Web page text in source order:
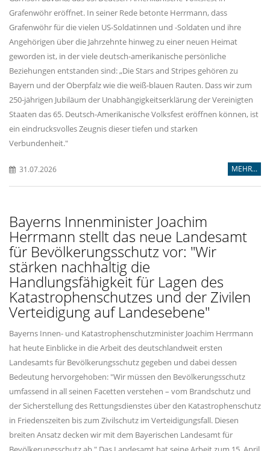
Grafenwöhr eröffnet. In seiner Rede betonte Herrmann, dass
Grafenwöhr für die vielen US-Soldatinnen und -Soldaten und ihre
Angehörigen über die Jahrzehnte hinweg zu einer neuen Heimat
geworden ist, in der viele deutsch-amerikanische persönliche
Beziehungen entstanden sind: „Die Stars and Stripes gehören zu
Bayern und der Oberpfalz wie die weiß-blauen Rauten. Dass wir zum
250-jährigen Jubiläum der Unabhängigkeitserklärung der Vereinigten
Staaten das 65. Deutsch-Amerikanische Volksfest eröffnen können, ist
ein eindrucksvolles Zeugnis dieser tiefen und starken
Verbundenheit."
31.07.2026 MEHR...
Bayerns Innenminister Joachim
Herrmann stellt das neue Landesamt
für Bevölkerungsschutz vor: "Wir
stärken nachhaltig die
Handlungsfähigkeit für Lagen des
Katastrophenschutzes und der Zivilen
Verteidigung auf Landesebene"
Bayerns Innen- und Katastrophenschutzminister Joachim Herrmann
hat heute Einblicke in die Arbeit des deutschlandweit ersten
Landesamts für Bevölkerungsschutz gegeben und dabei dessen
Bedeutung hervorgehoben: "Wir müssen den Bevölkerungsschutz
umfassend in all seinen Facetten verstehen – vom Brandschutz und
der Sicherstellung des Rettungsdienstes über den Katastrophenschutz
in Friedenszeiten bis zum Zivilschutz im Verteidigungsfall. Diesen
breiten Ansatz decken wir mit dem Bayerischen Landesamt für